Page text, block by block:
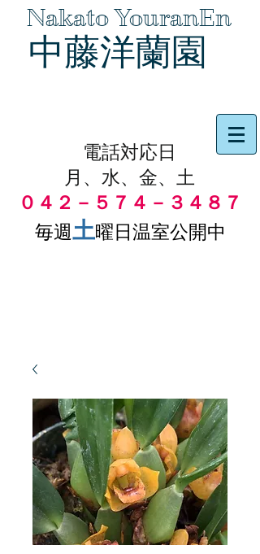
Nakato YouranEn
中藤洋蘭園
電話対応日
月、水、金、土
０４２－５７４－３４８７
毎週土曜日温室公開中